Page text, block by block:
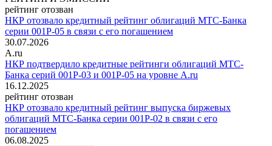
рейтинг отозван
НКР отозвало кредитный рейтинг облигаций МТС-Банка
серии 001P-05 в связи с его погашением
30.07.2026
A.ru
НКР подтвердило кредитные рейтинги облигаций МТС-
Банка серий 001P-03 и 001P-05 на уровне A.ru
16.12.2025
рейтинг отозван
НКР отозвало кредитный рейтинг выпуска биржевых
облигаций МТС-Банка серии 001P-02 в связи с его
погашением
06.08.2025